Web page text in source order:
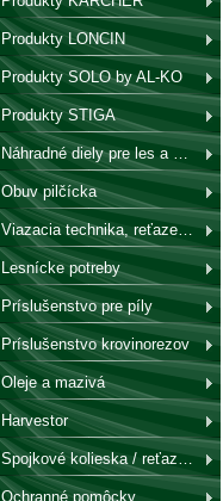
Produkty LONCIN
Produkty SOLO by AL-KO
Produkty STIGA
Náhradné diely pre les a záhradu
Obuv pilčícka
Viazacia technika, reťaze, laná, háky, kladky
Lesnícke potreby
Príslušenstvo pre píly
Príslušenstvo krovinorezov
Oleje a mazivá
Harvestor
Spojkové kolieska / reťazovky
Ochranné pomôcky